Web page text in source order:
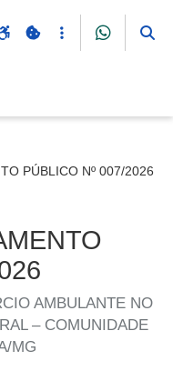
PÚBLICO Nº 007/2026
AMBULANTE NO
– COMUNIDADE
MG